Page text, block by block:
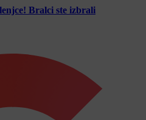
Bralci ste izbrali